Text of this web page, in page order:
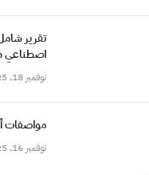
اصطناعي
نوفمبر 18, 2025
مواصفات
نوفمبر 16, 2025